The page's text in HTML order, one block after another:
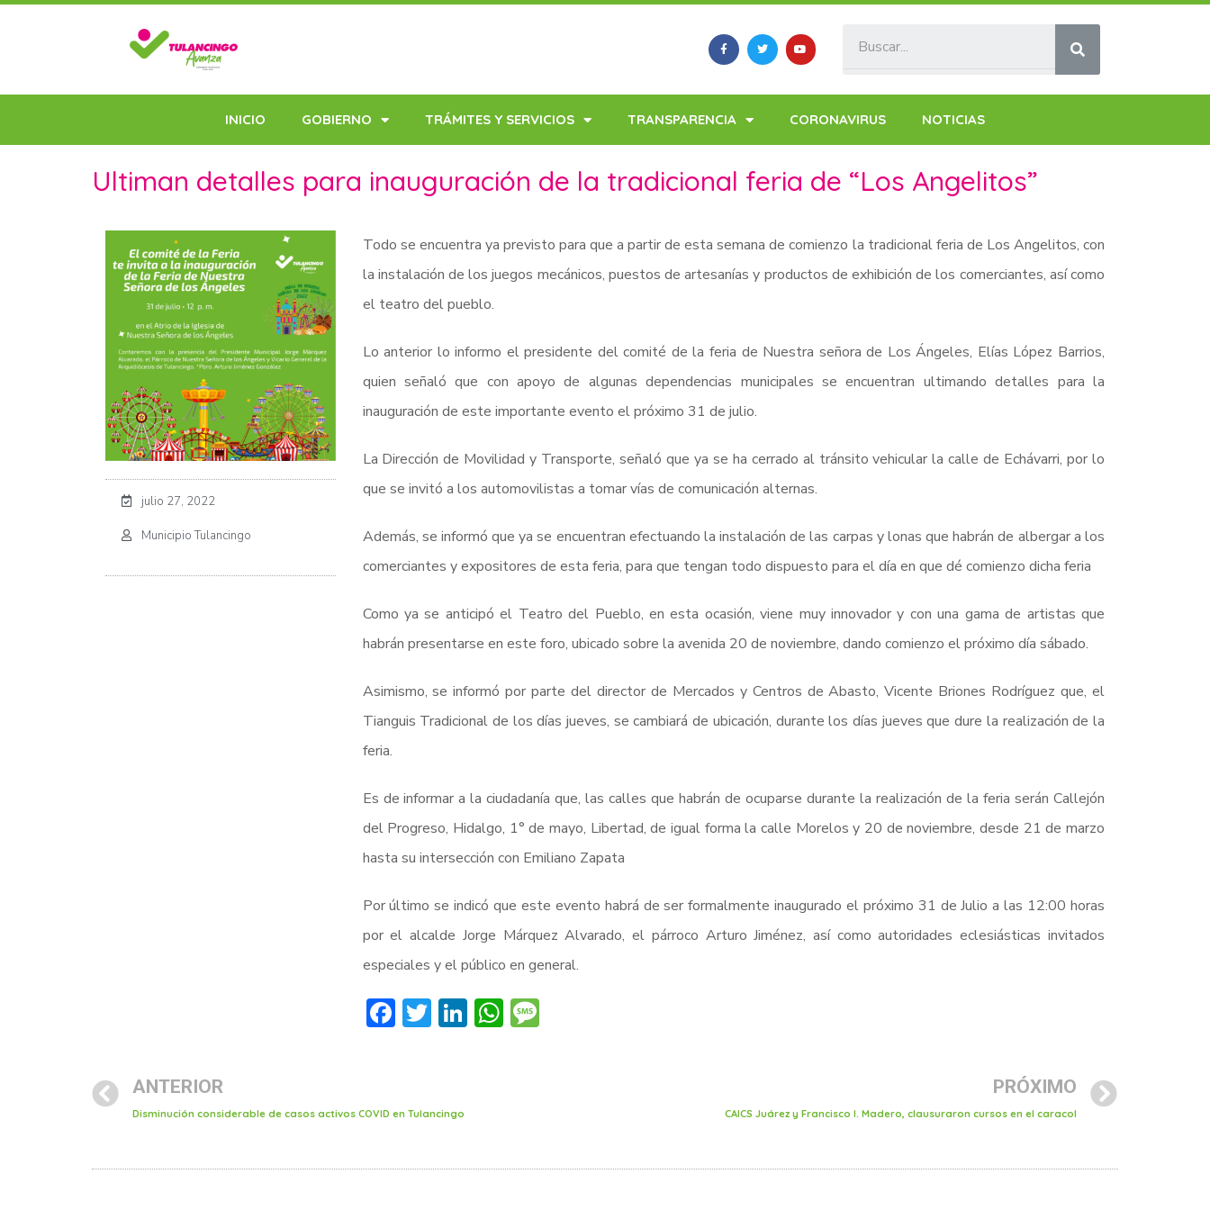
INICIO GOBIERNO TRÁMITES Y SERVICIOS TRANSPARENCIA CORONAVIRUS NOTICIAS
Ultiman detalles para inauguración de la tradicional feria de “Los Angelitos”
julio 27, 2022
Municipio Tulancingo
Todo se encuentra ya previsto para que a partir de esta semana de comienzo la tradicional feria de Los Angelitos, con
la instalación de los juegos mecánicos, puestos de artesanías y productos de exhibición de los comerciantes, así como
el teatro del pueblo.
Lo anterior lo informo el presidente del comité de la feria de Nuestra señora de Los Ángeles, Elías López Barrios,
quien señaló que con apoyo de algunas dependencias municipales se encuentran ultimando detalles para la
inauguración de este importante evento el próximo 31 de julio.
La Dirección de Movilidad y Transporte, señaló que ya se ha cerrado al tránsito vehicular la calle de Echávarri, por lo
que se invitó a los automovilistas a tomar vías de comunicación alternas.
Además, se informó que ya se encuentran efectuando la instalación de las carpas y lonas que habrán de albergar a los
comerciantes y expositores de esta feria, para que tengan todo dispuesto para el día en que dé comienzo dicha feria
Como ya se anticipó el Teatro del Pueblo, en esta ocasión, viene muy innovador y con una gama de artistas que
habrán presentarse en este foro, ubicado sobre la avenida 20 de noviembre, dando comienzo el próximo día sábado.
Asimismo, se informó por parte del director de Mercados y Centros de Abasto, Vicente Briones Rodríguez que, el
Tianguis Tradicional de los días jueves, se cambiará de ubicación, durante los días jueves que dure la realización de la
feria.
Es de informar a la ciudadanía que, las calles que habrán de ocuparse durante la realización de la feria serán Callejón
del Progreso, Hidalgo, 1° de mayo, Libertad, de igual forma la calle Morelos y 20 de noviembre, desde 21 de marzo
hasta su intersección con Emiliano Zapata
Por último se indicó que este evento habrá de ser formalmente inaugurado el próximo 31 de Julio a las 12:00 horas
por el alcalde Jorge Márquez Alvarado, el párroco Arturo Jiménez, así como autoridades eclesiásticas invitados
especiales y el público en general.
Facebook
Twitter
LinkedIn
WhatsApp
Message
ANTERIOR
Disminución considerable de casos activos COVID en Tulancingo
PRÓXIMO
CAICS Juárez y Francisco I. Madero, clausuraron cursos en el caracol